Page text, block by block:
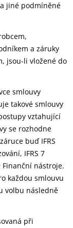
jiné podmíněné
a záruky
jsou-li vložené do
smlouvy
takové smlouvy
vztahující
se rozhodne
buď IFRS
IFRS 7
Finanční nástroje.
každou smlouvu
volbu následně
při